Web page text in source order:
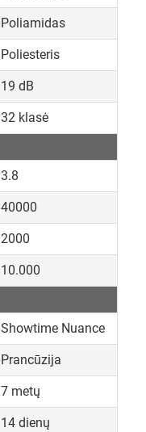
Poliamidas
Poliesteris
19 dB
32 klasė
3.8
40000
2000
10.000
Showtime Nuance
Prancūzija
7 metų
14 dienų